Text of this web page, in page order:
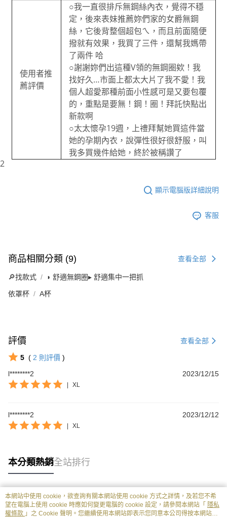
使用者推
薦評價
○我一直很排斥無鋼絲內衣，覺得不穩
定，後來表妹推薦妳們家的女爵無鋼
絲，它後背整個超包ㄟ，而且前面隨便
撥就有效果，我買了三件，還幫我媽帶
了兩件 哈
○謝謝妳們出這種V領的無鋼圈欸！我
找好久…市面上都太大片了我不愛！我
個人超愛那種前面小性感可是又要包覆
的，重點是要無！鋼！圈！拜託快點出
新款啊
○太太懷孕19週，上禮拜幫她買這件當
她的孕期內衣，說彈性很好很舒服，叫
我多買幾件給她，終於被稱讚了
2
顯示電腦版詳細說明
客服
商品相關分類 (9) 查看全部
🔎找款式 ◗ 舒適無鋼圈▸ 舒適集中一把抓
依罩杯 A杯
評價 查看全部
5 ( 2 則評價 )
l********2
2023/12/15
XL
l********2 2023/12/12
XL
本分類熱銷全站排行
熱門標籤
本網站中使用 cookie，欲查詢有關本網站使用 cookie 方式之詳情，及若您不希
望在電腦上使用 cookie 時應如何變更電腦的 cookie 設定，請參閱本網站「 隱私
權條款 」之 Cookie 聲明。您繼續使用本網站即表示您同意本公司得按本網站使